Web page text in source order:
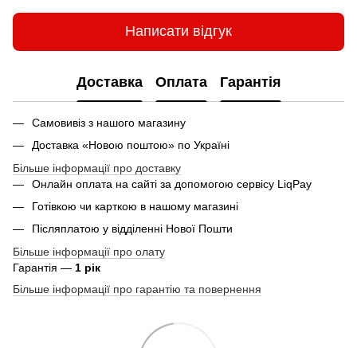
Написати відгук
Доставка Оплата Гарантія
Самовивіз з нашого магазину
Доставка «Новою поштою» по Україні
Більше інформації про доставку
Онлайн оплата на сайті за допомогою сервісу LiqPay
Готівкою чи карткою в нашому магазині
Післяплатою у відділенні Нової Пошти
Більше інформації про олату
Гарантія — 1 рік
Більше інформації про гарантію та повернення